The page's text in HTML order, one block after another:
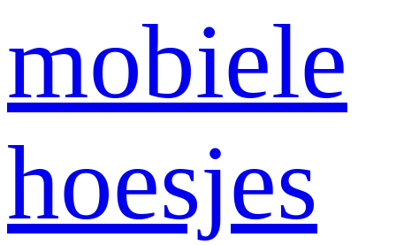
mobiele
hoesjes